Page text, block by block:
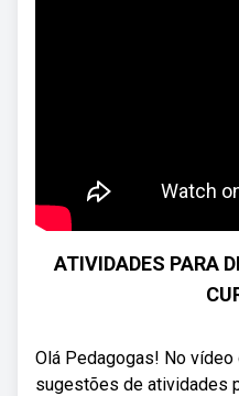
ATIVIDADES PARA
Olá Pedagogas! No
sugestões de atividades